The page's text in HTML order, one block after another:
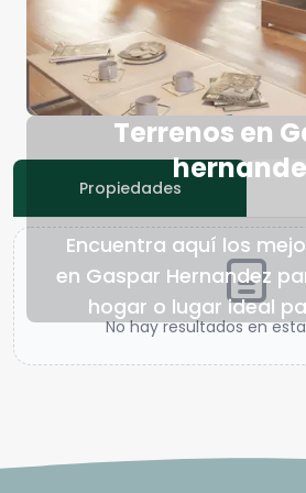
Terrenos en
Encuentra aquí los
en Gaspar Hernandez
hogar o lugar ideal
Propiedades
No hay resultados en